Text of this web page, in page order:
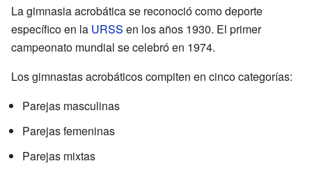
La gimnasia acrobática se reconoció como deporte
específico en la URSS en los años 1930. El primer
campeonato mundial se celebró en 1974.
Los gimnastas acrobáticos compiten en cinco categorías:
Parejas masculinas
Parejas femeninas
Parejas mixtas